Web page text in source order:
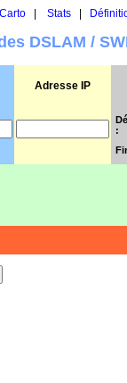
Carto| Stats|
DSLAM /
Adresse IP
: